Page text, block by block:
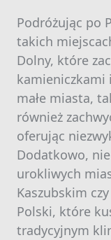
Podróżując po
takich
Dolny, które
małe miasta,
również
oferując
Dodatkowo,
urokliwych
Kaszubskim
Polski, które
tradycyjnym